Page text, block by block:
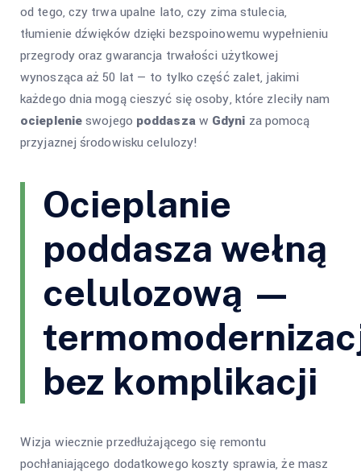
od tego, czy trwa upalne lato, czy zima stulecia,
tłumienie dźwięków dzięki bezspoinowemu wypełnieniu
przegrody oraz gwarancja trwałości użytkowej
wynosząca aż 50 lat — to tylko część zalet, jakimi
każdego dnia mogą cieszyć się osoby, które zleciły nam
ocieplenieswojego poddaszaw Gdyni za pomocą
przyjaznej środowisku celulozy!
Ocieplanie
poddasza wełną
celulozową —
bez komplikacji
Wizja wiecznie przedłużającego się remontu
pochłaniającego dodatkowego koszty sprawia, że masz